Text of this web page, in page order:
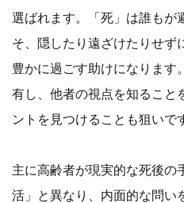
選ばれます。「死」は誰もが
そ、隠したり遠ざけたりせず
豊かに過ごす助けになります
有し、他者の視点を知ること
ントを見つけることも狙いで
主に高齢者が現実的な死後の
活」と異なり、内面的な問い